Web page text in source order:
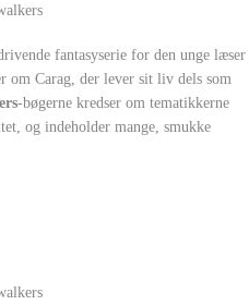
fantasyserie for den unge læser
om Carag, der lever sit liv dels som
-bøgerne kredser om tematikkerne
og indeholder mange, smukke